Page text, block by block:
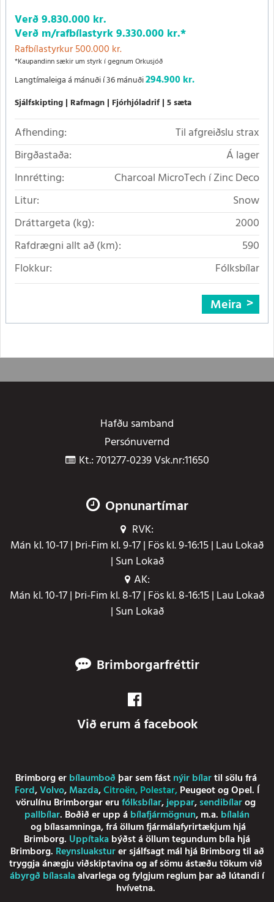
Verð9.830.000 kr.
Verð m/rafbílastyrk9.330.000 kr.*
Rafbílastyrkur 500.000 kr.
*Kaupandinn sækir um styrk í gegnum Orkusjóð
Langtímaleiga á mánuði í 36 mánuði294.900 kr.
Sjálfskipting Rafmagn Fjórhjóladrif 5 sæta
Afhending:
Til afgreiðslu strax
Birgðastaða:
Á lager
Innrétting:
Charcoal MicroTech í Zinc Deco
Litur:
Snow
Dráttargeta (kg):
2000
Rafdrægni allt að (km):
590
Flokkur:
Fólksbílar
Meira
Hafðu samband
Persónuvernd
Kt.: 701277-0239 Vsk.nr:11650
Opnunartímar
RVK:
Mán kl. 10-17 | Þri-Fim kl. 9-17 | Fös kl. 9-16:15 | Lau Lokað
| Sun Lokað
AK:
Mán kl. 10-17 | Þri-Fim kl. 8-17 | Fös kl. 8-16:15 | Lau Lokað
| Sun Lokað
Brimborgarfréttir
Við erum á facebook
Brimborg erbílaumboð þar sem fástnýir bílartil sölu frá
Ford,Volvo,Mazda,Citroën,Polestar,PeugeotogOpel. Í
vörulínu Brimborgar erufólksbílar,jeppar,sendibílarog
pallbílar. Boðið er upp ábílafjármögnun, m.a. bílalán
ogbílasamninga, frá öllum fjármálafyrirtækjum hjá
Brimborg. Uppítakabýðst á öllum tegundum bíla hjá
Brimborg. Reynsluaksturer sjálfsagt mál hjá Brimborg til að
tryggja ánægju viðskiptavina og af sömu ástæðu tökum við
ábyrgð bílasalaalvarlega og fylgjum reglum þar að lútandi í
hvívetna.